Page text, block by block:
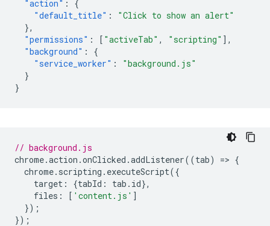
"action" :
{
"default_title" :
"Click to show an alert"
},
"permissions" : [ "activeTab" , "scripting" ],
"background" :
{
"service_worker" :
"background.js"
}
}
// background.js
chrome.action .onClicked .addListener((tab) => {
chrome. scripting . executeScript({
target : {tabId : tab . id},
files : [ 'content.js' ]
});
});